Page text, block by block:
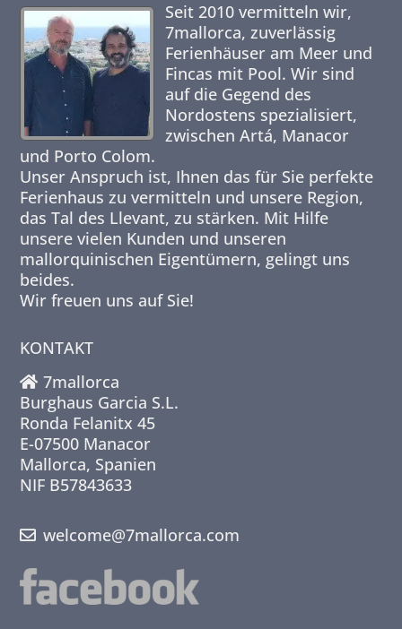
Seit 2010 vermitteln wir,
7mallorca, zuverlässig
Ferienhäuser am Meer und
Fincas mit Pool. Wir sind
auf die Gegend des
Nordostens spezialisiert,
zwischen Artá, Manacor
und Porto Colom.
Unser Anspruch ist, Ihnen das für Sie perfekte
Ferienhaus zu vermitteln und unsere Region,
das Tal des Llevant, zu stärken. Mit Hilfe
unsere vielen Kunden und unseren
mallorquinischen Eigentümern, gelingt uns
beides.
Wir freuen uns auf Sie!
KONTAKT
7mallorca
Burghaus Garcia S.L.
Ronda Felanitx 45
E-07500 Manacor
Mallorca, Spanien
NIF B57843633
welcome@7mallorca.com